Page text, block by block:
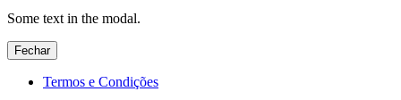
Some text in the modal.
Fechar
Termos e Condições